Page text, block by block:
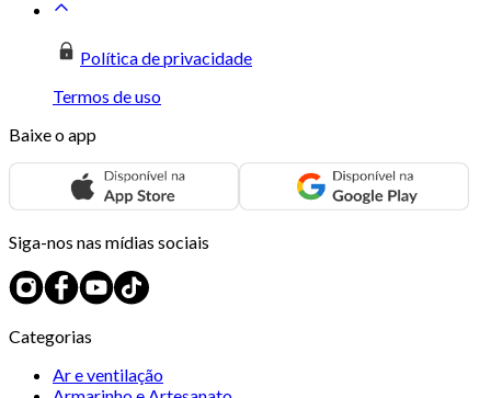
Política de privacidade
Termos de uso
Baixe o app
Siga-nos nas mídias sociais
Categorias
Ar e ventilação